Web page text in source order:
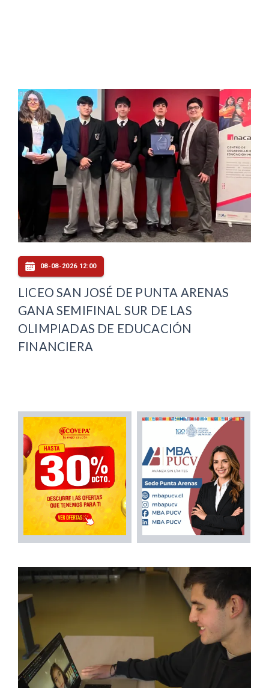
08-08-2026 12:00
LICEO SAN JOSÉ DE PUNTA ARENAS
GANA SEMIFINAL SUR DE LAS
OLIMPIADAS DE EDUCACIÓN
FINANCIERA